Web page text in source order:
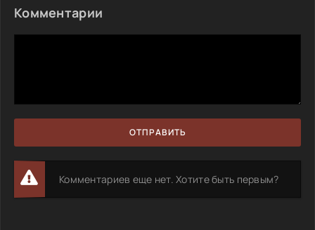
Комментарии
ОТПРАВИТЬ
Комментариев еще нет. Хотите быть первым?